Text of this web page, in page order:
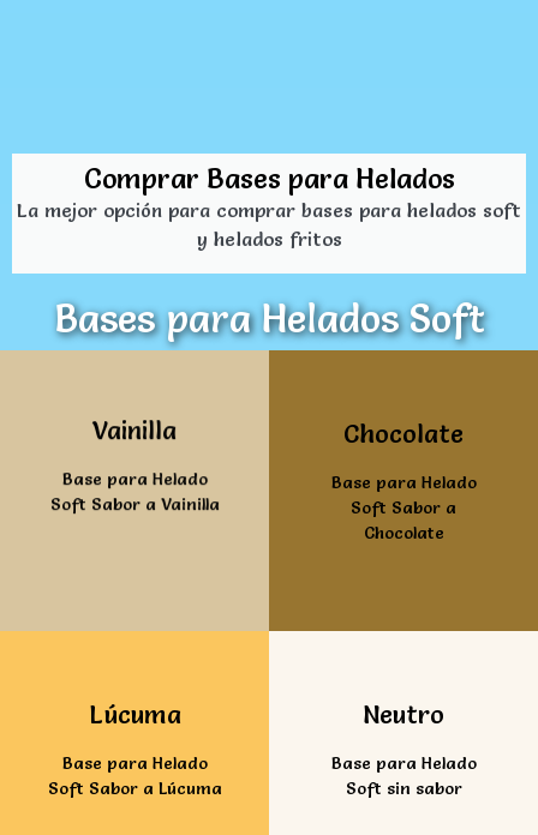
Comprar Bases para Helados
La mejor opción para comprar bases para helados soft
y helados fritos
Bases para Helados Soft
Vainilla
Base para Helado
Soft Sabor a Vainilla
Ver mas Chocolate
Base para Helado
Soft Sabor a
Chocolate
Lúcuma
Base para Helado
Soft Sabor a Lúcuma
Neutro
Base para Helado
Soft sin sabor